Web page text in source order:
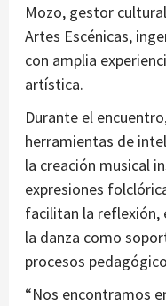
Mozo, gestor
Artes Escénicas,
con amplia
artística.
Durante el
herramientas de
la creación musical
expresiones
facilitan la reflexión,
la danza como
procesos
“Nos encontramos